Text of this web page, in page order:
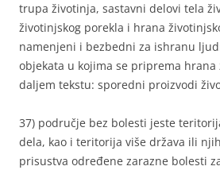
trupa životinja, sastavni delovi tela
životinjskog porekla i hrana
namenjeni i bezbedni za ishranu
objekata u kojima se priprema
daljem tekstu: sporedni proizvodi
37) područje bez bolesti jeste
dela, kao i teritorija više država ili
prisustva određene zarazne bolesti